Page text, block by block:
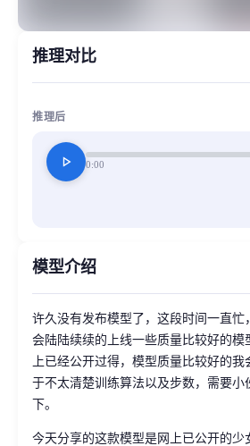
推理对比
推理后
play_arrow 0:00
模型介绍
许久没有发布模型了，这段时间一直忙
会陆陆续续的上线一些质量比较好的模
上已经公开过得，模型质量比较好的
于不太清楚训练算法以及步数，需要小
下。
今天分享的这款模型是网上已公开的少